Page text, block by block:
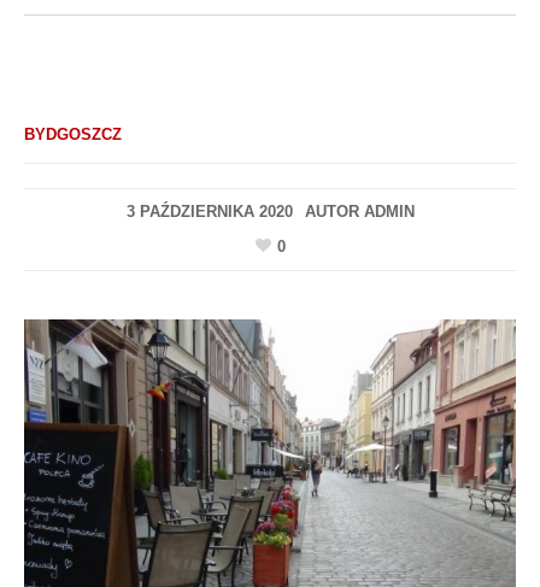
BYDGOSZCZ
3 PAŹDZIERNIKA 2020 AUTOR ADMIN
0